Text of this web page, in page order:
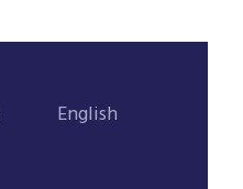
English